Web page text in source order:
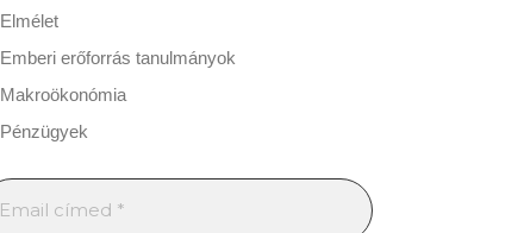
Elmélet
Emberi erőforrás tanulmányok
Makroökonómia
Pénzügyek